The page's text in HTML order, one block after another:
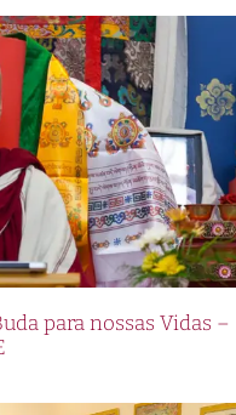
para nossas Vidas –